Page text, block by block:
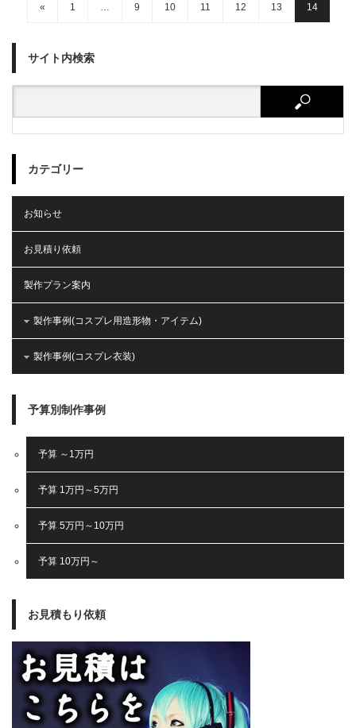
« 1 9 10 11 12 13 14
サイト内検索
カテゴリー
お知らせ
お見積り依頼
製作プラン案内
製作事例(コスプレ用造形物・アイテム)
製作事例(コスプレ衣装)
予算別制作事例
予算 ～1万円
予算 1万円～5万円
予算 5万円～10万円
予算 10万円～
お見積もり依頼